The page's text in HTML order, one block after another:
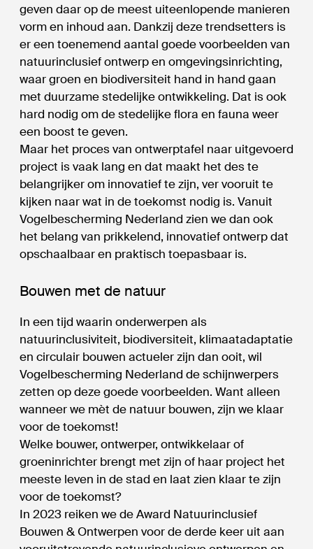
geven daar op de meest uiteenlopende manieren
vorm en inhoud aan. Dankzij deze trendsetters is
er een toenemend aantal goede voorbeelden van
natuurinclusief ontwerp en omgevingsinrichting,
waar groen en biodiversiteit hand in hand gaan
met duurzame stedelijke ontwikkeling. Dat is ook
hard nodig om de stedelijke flora en fauna weer
een boost te geven.
Maar het proces van ontwerptafel naar uitgevoerd
project is vaak lang en dat maakt het des te
belangrijker om innovatief te zijn, ver vooruit te
kijken naar wat in de toekomst nodig is. Vanuit
Vogelbescherming Nederland zien we dan ook
het belang van prikkelend, innovatief ontwerp dat
opschaalbaar en praktisch toepasbaar is.
Bouwen met de natuur
In een tijd waarin onderwerpen als
natuurinclusiviteit, biodiversiteit, klimaatadaptatie
en circulair bouwen actueler zijn dan ooit, wil
Vogelbescherming Nederland de schijnwerpers
zetten op deze goede voorbeelden. Want alleen
wanneer we mèt de natuur bouwen, zijn we klaar
voor de toekomst!
Welke bouwer, ontwerper, ontwikkelaar of
groeninrichter brengt met zijn of haar project het
meeste leven in de stad en laat zien klaar te zijn
voor de toekomst?
In 2023 reiken we de Award Natuurinclusief
Bouwen & Ontwerpen voor de derde keer uit aan